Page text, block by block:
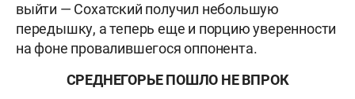
выйти — Сохатский получил небольшую
передышку, а теперь еще и порцию уверенности
на фоне провалившегося оппонента.
СРЕДНЕГОРЬЕ ПОШЛО НЕ ВПРОК